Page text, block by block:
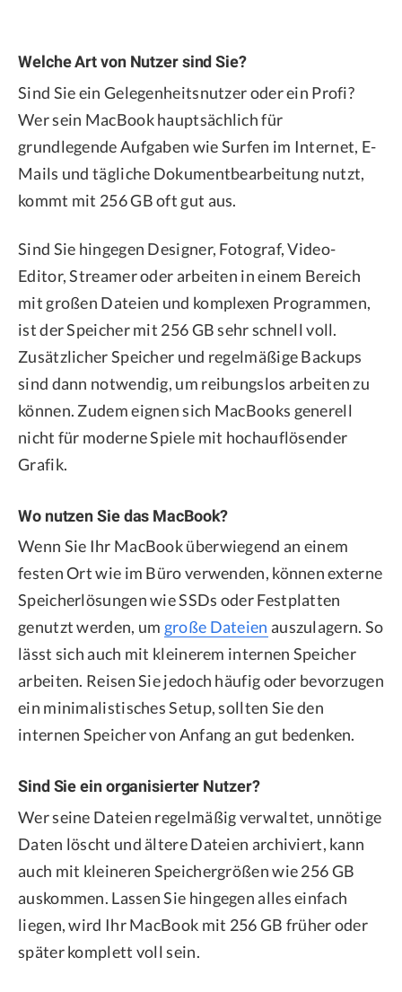
Welche Art von Nutzer sind Sie?
Sind Sie ein Gelegenheitsnutzer oder ein Profi?
Wer sein MacBook hauptsächlich für
grundlegende Aufgaben wie Surfen im Internet, E-
Mails und tägliche Dokumentbearbeitung nutzt,
kommt mit 256 GB oft gut aus.
Sind Sie hingegen Designer, Fotograf, Video-
Editor, Streamer oder arbeiten in einem Bereich
mit großen Dateien und komplexen Programmen,
ist der Speicher mit 256 GB sehr schnell voll.
Zusätzlicher Speicher und regelmäßige Backups
sind dann notwendig, um reibungslos arbeiten zu
können. Zudem eignen sich MacBooks generell
nicht für moderne Spiele mit hochauflösender
Grafik.
Wo nutzen Sie das MacBook?
Wenn Sie Ihr MacBook überwiegend an einem
festen Ort wie im Büro verwenden, können externe
Speicherlösungen wie SSDs oder Festplatten
genutzt werden, um große Dateien auszulagern. So
lässt sich auch mit kleinerem internen Speicher
arbeiten. Reisen Sie jedoch häufig oder bevorzugen
ein minimalistisches Setup, sollten Sie den
internen Speicher von Anfang an gut bedenken.
Sind Sie ein organisierter Nutzer?
Wer seine Dateien regelmäßig verwaltet, unnötige
Daten löscht und ältere Dateien archiviert, kann
auch mit kleineren Speichergrößen wie 256 GB
auskommen. Lassen Sie hingegen alles einfach
liegen, wird Ihr MacBook mit 256 GB früher oder
später komplett voll sein.